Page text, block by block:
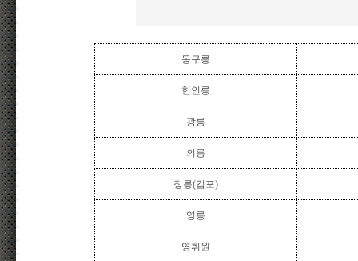
동구릉
헌인릉
광릉
의릉
장릉(김포)
영릉
영휘원